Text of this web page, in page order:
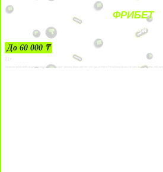
ФРИБЕТ
ЗА ДЕПОЗИТЫ
До 60 000 ₸
21+
Лицензии №24514359, выданной комитетом индустрии туризма Министерства культуры и спорта Республики Казахстан срок до 27 сентября 2034 года.